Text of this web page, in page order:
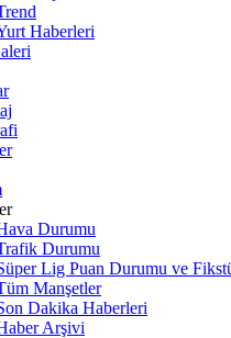
Haberleri
Durumu
Durumu
Lig Puan Durumu ve
Manşetler
Dakika Haberleri
Arşivi